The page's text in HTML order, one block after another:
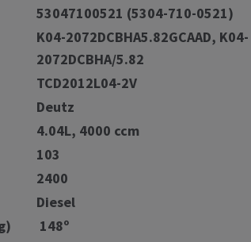
53047100521 (5304-710-0521)
K04-2072DCBHA5.82GCAAD, K04-
2072DCBHA/5.82
TCD2012L04-2V
Deutz
4.04L, 4000 ccm
103
2400
Diesel
148º